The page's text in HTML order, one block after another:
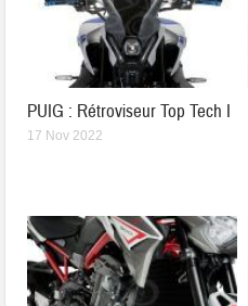
PUIG : Rétroviseur Top Tech I
17 Nov 2022